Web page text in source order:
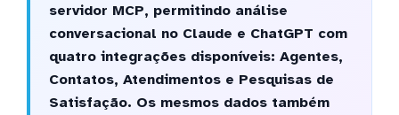
servidor MCP, permitindo análise
conversacional no Claude e ChatGPT com
quatro integrações disponíveis: Agentes,
Contatos, Atendimentos e Pesquisas de
Satisfação. Os mesmos dados também